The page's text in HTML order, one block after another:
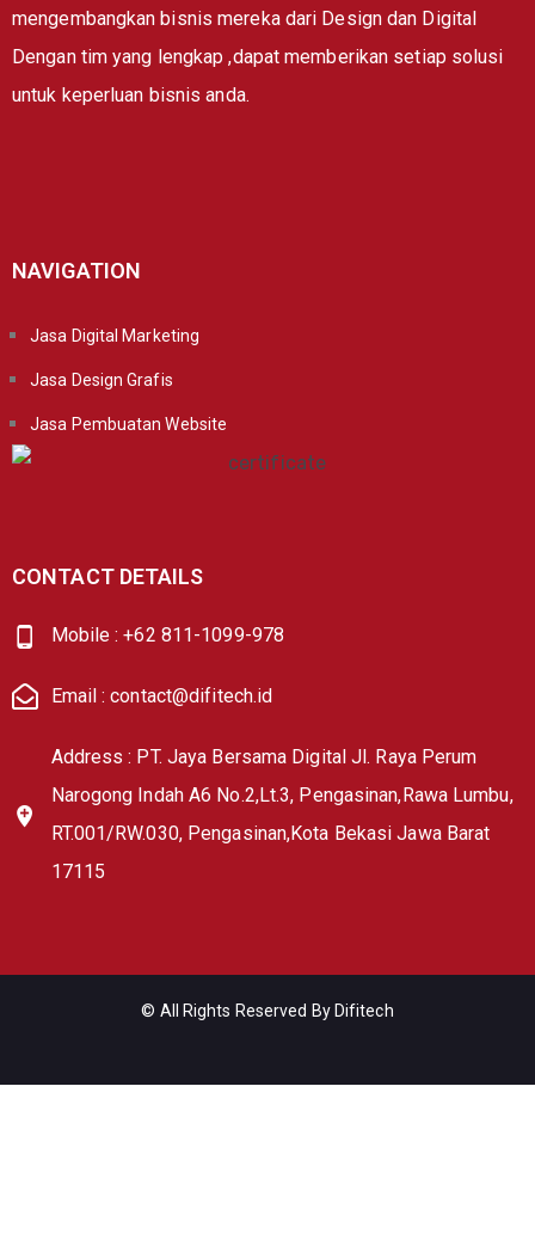
mengembangkan bisnis mereka dari Design dan Digital
Dengan tim yang lengkap ,dapat memberikan setiap solusi
untuk keperluan bisnis anda.
NAVIGATION
Jasa Digital Marketing
Jasa Design Grafis
Jasa Pembuatan Website
CONTACT DETAILS
Mobile : +62 811-1099-978
Email : contact@difitech.id
Address : PT. Jaya Bersama Digital Jl. Raya Perum
Narogong Indah A6 No.2,Lt.3, Pengasinan,Rawa Lumbu,
RT.001/RW.030, Pengasinan,Kota Bekasi Jawa Barat
17115
© All Rights Reserved By Difitech